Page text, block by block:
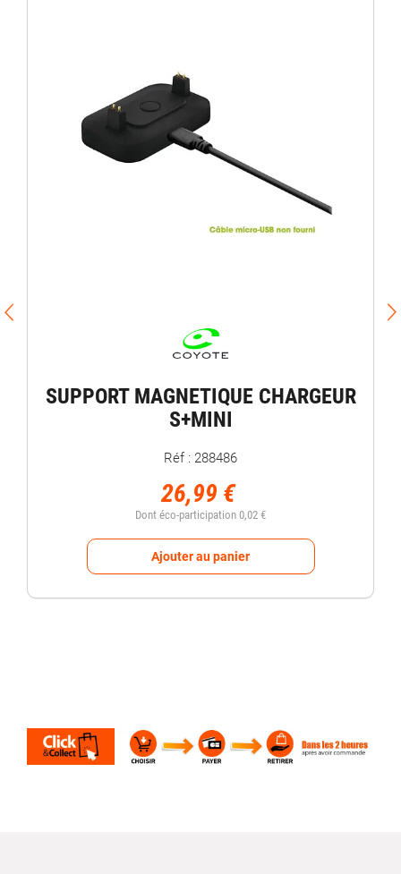
SUPPORT MAGNETIQUE CHARGEUR
S+MINI
Réf : 288486
26,99 €
Dont éco-participation 0,02 €
Ajouter au panier